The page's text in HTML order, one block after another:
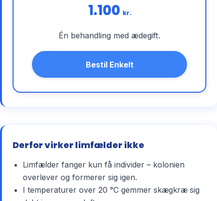
1.100 kr.
Én behandling med ædegift.
Bestil Enkelt
Derfor virker limfælder ikke
Limfælder fanger kun få individer – kolonien
overlever og formerer sig igen.
I temperaturer over 20 °C gemmer skægkræ sig